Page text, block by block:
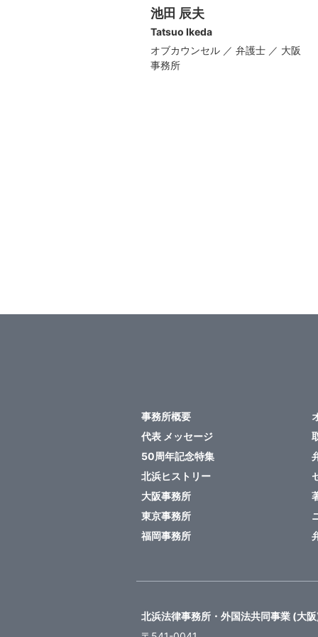
池田 辰夫
Tatsuo Ikeda
オブカウンセル ／ 弁護士 ／ 大阪
事務所
事務所概要
代表 メッセージ
50周年記念特集
北浜ヒストリー
大阪事務所
東京事務所
福岡事務所
北浜法律事務所・外国法共同事業 (大